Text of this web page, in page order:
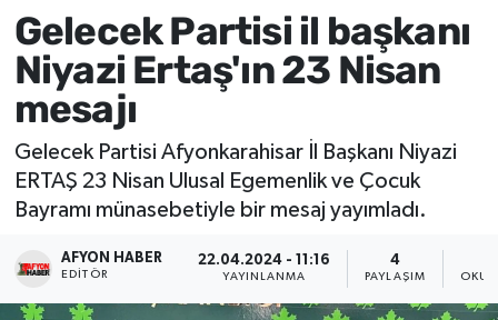
Gelecek Partisi il başkanı
Niyazi Ertaş'ın 23 Nisan
mesajı
Gelecek Partisi Afyonkarahisar İl Başkanı Niyazi
ERTAŞ 23 Nisan Ulusal Egemenlik ve Çocuk
Bayramı münasebetiyle bir mesaj yayımladı.
AFYON HABER
EDITÖR
22.04.2024 - 11:16
YAYINLANMA
4
PAYLAŞIM
Sağlık
Eğitim
Ekonomi
Magazin
Etkinlikler